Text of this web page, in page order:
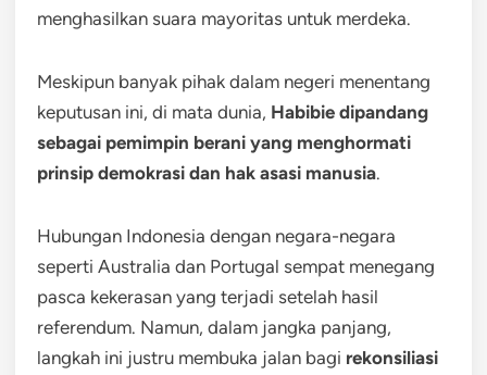
menghasilkan suara mayoritas untuk merdeka.
Meskipun banyak pihak dalam negeri menentang
keputusan ini, di mata dunia, Habibie dipandang
sebagai pemimpin berani yang menghormati
prinsip demokrasi dan hak asasi manusia.
Hubungan Indonesia dengan negara-negara
seperti Australia dan Portugal sempat menegang
pasca kekerasan yang terjadi setelah hasil
referendum. Namun, dalam jangka panjang,
langkah ini justru membuka jalan bagi rekonsiliasi